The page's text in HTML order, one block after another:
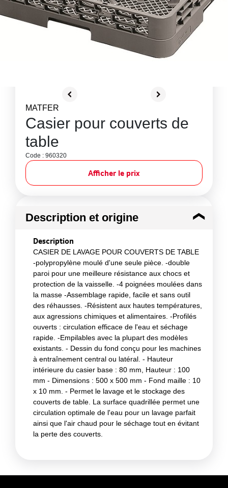
MATFER
Casier pour couverts de
table
Code : 960320
Afficher le prix
Description et origine
Description
CASIER DE LAVAGE POUR COUVERTS DE TABLE
-polypropylène moulé d'une seule pièce. -double
paroi pour une meilleure résistance aux chocs et
protection de la vaisselle. -4 poignées moulées dans
la masse -Assemblage rapide, facile et sans outil
des réhausses. -Résistent aux hautes températures,
aux agressions chimiques et alimentaires. -Profilés
ouverts : circulation efficace de l'eau et séchage
rapide. -Empilables avec la plupart des modèles
existants. - Dessin du fond conçu pour les machines
à entraînement central ou latéral. - Hauteur
intérieure du casier base : 80 mm, Hauteur : 100
mm - Dimensions : 500 x 500 mm - Fond maille : 10
x 10 mm. - Permet le lavage et le stockage des
couverts de table. La surface quadrillée permet une
circulation optimale de l'eau pour un lavage parfait
ainsi que l'air chaud pour le séchage tout en évitant
la perte des couverts.